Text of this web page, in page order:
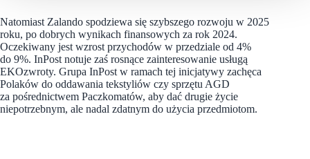
Natomiast Zalando spodziewa się szybszego rozwoju w 2025
roku, po dobrych wynikach finansowych za rok 2024.
Oczekiwany jest wzrost przychodów w przedziale od 4%
do 9%. InPost notuje zaś rosnące zainteresowanie usługą
EKOzwroty. Grupa InPost w ramach tej inicjatywy zachęca
Polaków do oddawania tekstyliów czy sprzętu AGD
za pośrednictwem Paczkomatów, aby dać drugie życie
niepotrzebnym, ale nadal zdatnym do użycia przedmiotom.